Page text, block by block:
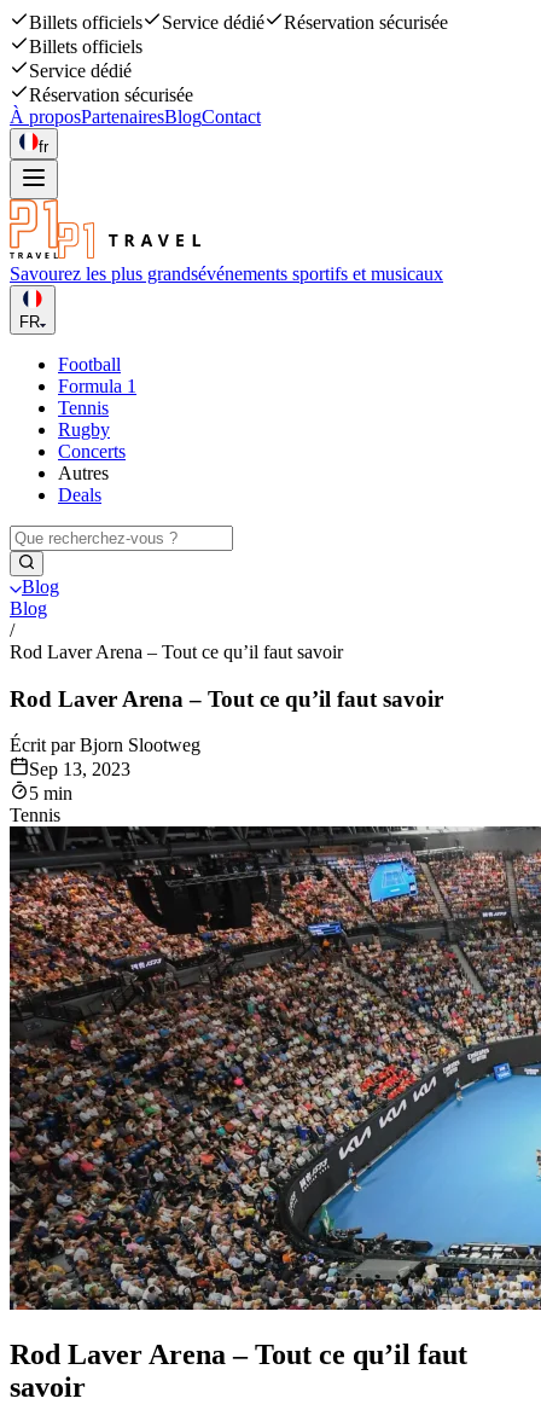
Billets officiels Service dédié
Réservation sécurisée
Billets officiels
Service dédié
Réservation sécurisée
À proposPartenairesBlogContact
fr
Savourez les plus grandsévénements sportifs et musicaux
FR
Football
Formula 1
Tennis
Rugby
Concerts
Autres
Deals
Blog
Blog
/
Rod Laver Arena – Tout ce qu’il faut savoir
Rod Laver Arena – Tout ce qu’il faut savoir
Écrit par Bjorn Slootweg
Sep 13, 2023
5 min
Tennis
Rod Laver Arena – Tout ce qu’il faut
savoir